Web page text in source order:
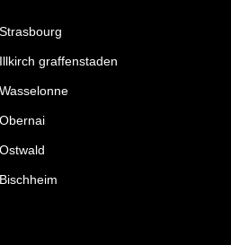
graffenstaden